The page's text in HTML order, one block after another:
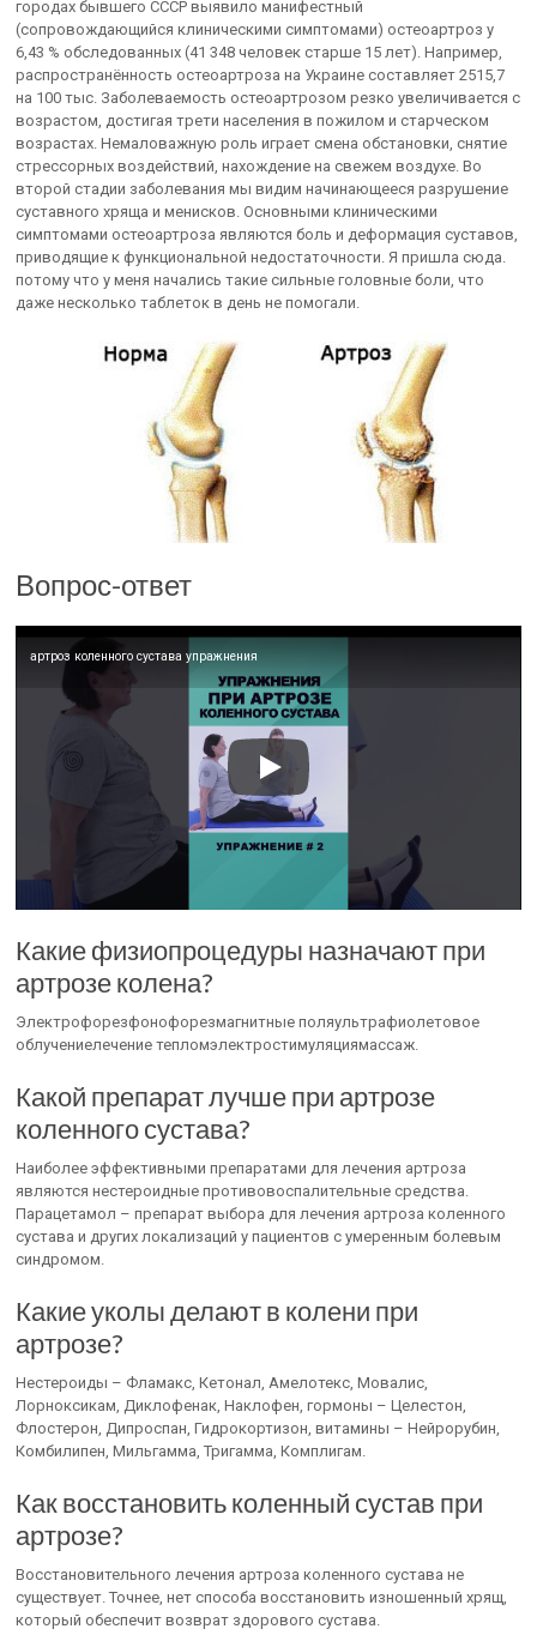
городах бывшего СССР выявило манифестный
(сопровождающийся клиническими симптомами) остеоартроз у
6,43 % обследованных (41 348 человек старше 15 лет). Например,
распространённость остеоартроза на Украине составляет 2515,7
на 100 тыс. Заболеваемость остеоартрозом резко увеличивается с
возрастом, достигая трети населения в пожилом и старческом
возрастах. Немаловажную роль играет смена обстановки, снятие
стрессорных воздействий, нахождение на свежем воздухе. Во
второй стадии заболевания мы видим начинающееся разрушение
суставного хряща и менисков. Основными клиническими
симптомами остеоартроза являются боль и деформация суставов,
приводящие к функциональной недостаточности. Я пришла сюда.
потому что у меня начались такие сильные головные боли, что
даже несколько таблеток в день не помогали.
Вопрос-ответ
артроз коленного сустава упражнения
Какие физиопроцедуры назначают при
артрозе колена?
Электрофорезфонофорезмагнитные поляультрафиолетовое
облучениелечение тепломэлектростимуляциямассаж.
Какой препарат лучше при артрозе
коленного сустава?
Наиболее эффективными препаратами для лечения артроза
являются нестероидные противовоспалительные средства.
Парацетамол – препарат выбора для лечения артроза коленного
сустава и других локализаций у пациентов с умеренным болевым
синдромом.
Какие уколы делают в колени при
артрозе?
Нестероиды – Фламакс, Кетонал, Амелотекс, Мовалис,
Лорноксикам, Диклофенак, Наклофен, гормоны – Целестон,
Флостерон, Дипроспан, Гидрокортизон, витамины – Нейрорубин,
Комбилипен, Мильгамма, Тригамма, Комплигам.
Как восстановить коленный сустав при
артрозе?
Восстановительного лечения артроза коленного сустава не
существует. Точнее, нет способа восстановить изношенный хрящ,
который обеспечит возврат здорового сустава.